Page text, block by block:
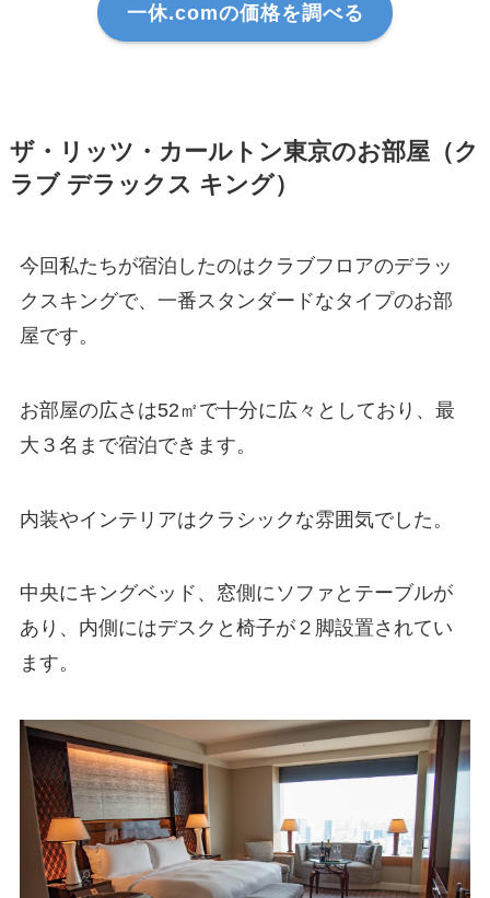
一休.comの価格を調べる
ザ・リッツ・カールトン東京のお部屋（ク
ラブ デラックス キング）
今回私たちが宿泊したのはクラブフロアのデラッ
クスキングで、一番スタンダードなタイプのお部
屋です。
お部屋の広さは52㎡で十分に広々としており、最
大３名まで宿泊できます。
内装やインテリアはクラシックな雰囲気でした。
中央にキングベッド、窓側にソファとテーブルが
あり、内側にはデスクと椅子が２脚設置されてい
ます。